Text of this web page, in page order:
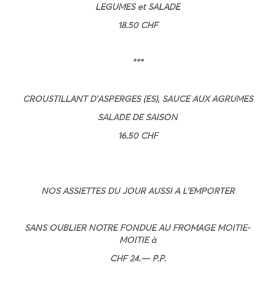
LEGUMES et SALADE
18.50 CHF
***
CROUSTILLANT D’ASPERGES (ES), SAUCE AUX AGRUMES
SALADE DE SAISON
16.50 CHF
NOS ASSIETTES DU JOUR AUSSI A L’EMPORTER
SANS OUBLIER NOTRE FONDUE AU FROMAGE MOITIE-
MOITIE à
CHF 24.— P.P.